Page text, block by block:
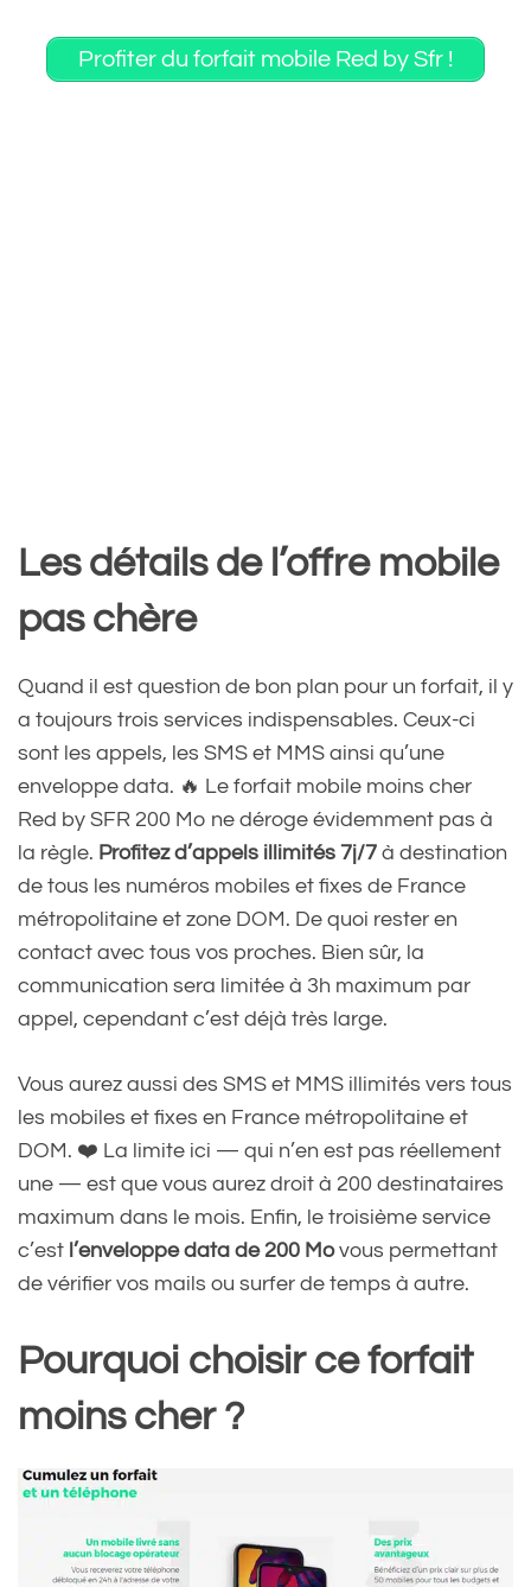
Profiter du forfait mobile Red by Sfr !
Les détails de l’offre mobile
pas chère
Quand il est question de bon plan pour un forfait, il y
a toujours trois services indispensables. Ceux-ci
sont les appels, les SMS et MMS ainsi qu’une
enveloppe data. 🔥 Le forfait mobile moins cher
Red by SFR 200 Mo ne déroge évidemment pas à
la règle. Profitez d’appels illimités 7j/7 à destination
de tous les numéros mobiles et fixes de France
métropolitaine et zone DOM. De quoi rester en
contact avec tous vos proches. Bien sûr, la
communication sera limitée à 3h maximum par
appel, cependant c’est déjà très large.
Vous aurez aussi des SMS et MMS illimités vers tous
les mobiles et fixes en France métropolitaine et
DOM. ❤️ La limite ici — qui n’en est pas réellement
une — est que vous aurez droit à 200 destinataires
maximum dans le mois. Enfin, le troisième service
c’est l’enveloppe data de 200 Movous permettant
de vérifier vos mails ou surfer de temps à autre.
Pourquoi choisir ce forfait
moins cher ?